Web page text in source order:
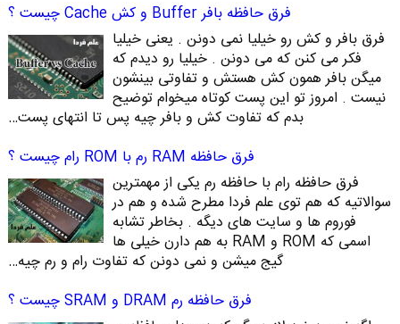
فرق حافظه بافر Buffer و کش Cache چیست ؟
فرق بافر و کش رو خیلیا نمی دونن . یعنی خیلیا
فکر می کنن که می دونن . خیلیا رو دیدم که
میگن بافر همون کش هستش و تفاوتی بینشون
نیست . امروز تو این پست کوتاه میخوام توضیح
بدم که تفاوت کش و بافر چیه پس تا انتهای پست…
فرق حافظه RAM رم با ROM رام چیست ؟
فرق حافظه رام با حافظه رم یکی از مهمترین
سوالاتیه که هم توی علم فردا مطرح شده و هم در
فوروم ها و سایت های دیگه . بخاطر تشابه
اسمی که ROM و RAM به هم دارن خیلی ها
گیج میشن و نمی دونن که تفاوت رام و رم چیه…
فرق حافظه رم DRAM و SRAM چیست ؟